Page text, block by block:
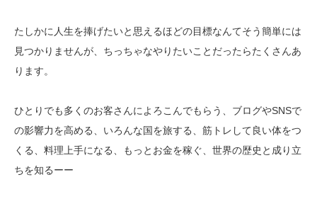
たしかに人生を捧げたいと思えるほどの目標なんてそう簡単には
見つかりませんが、ちっちゃなやりたいことだったらたくさんあ
ります。
ひとりでも多くのお客さんによろこんでもらう、ブログやSNSで
の影響力を高める、いろんな国を旅する、筋トレして良い体をつ
くる、料理上手になる、もっとお金を稼ぐ、世界の歴史と成り立
ちを知るーー